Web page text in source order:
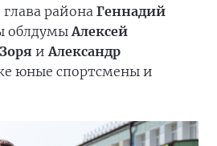
района Геннадий
облдумы Алексей
и Александр
юные спортсмены и